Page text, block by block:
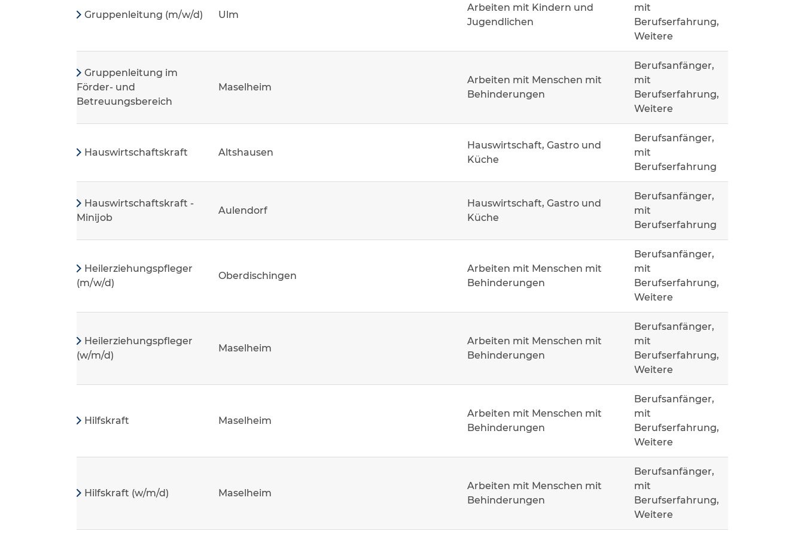
Gruppenleitung (m/w/d) Ulm
Arbeiten mit Kindern und
Jugendlichen
mit
Berufserfahrung,
Weitere
Gruppenleitung im
Förder- und
Betreuungsbereich
Maselheim
Arbeiten mit Menschen mit
Behinderungen
Berufsanfänger,
mit
Berufserfahrung,
Weitere
Hauswirtschaftskraft Altshausen
Hauswirtschaft, Gastro und
Küche
Berufsanfänger,
mit
Berufserfahrung
Hauswirtschaftskraft -
Minijob
Aulendorf
Hauswirtschaft, Gastro und
Küche
Berufsanfänger,
mit
Berufserfahrung
Heilerziehungspfleger
(m/w/d)
Oberdischingen
Arbeiten mit Menschen mit
Behinderungen
Berufsanfänger,
mit
Berufserfahrung,
Weitere
Heilerziehungspfleger
(w/m/d)
Maselheim
Arbeiten mit Menschen mit
Behinderungen
Berufsanfänger,
mit
Berufserfahrung,
Weitere
Hilfskraft Maselheim
Arbeiten mit Menschen mit
Behinderungen
Berufsanfänger,
mit
Berufserfahrung,
Weitere
Hilfskraft (w/m/d) Maselheim
Arbeiten mit Menschen mit
Behinderungen
Berufsanfänger,
mit
Berufserfahrung,
Weitere